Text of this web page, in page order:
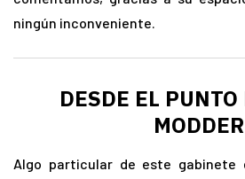
ningún inconveniente.
DESDE EL
MODDER
Algo particular de este gabinete